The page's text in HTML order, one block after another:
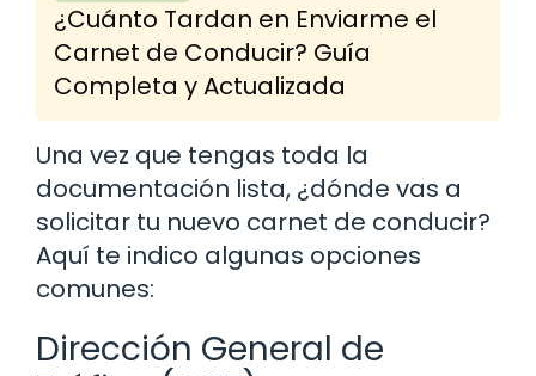
¿Cuánto Tardan en Enviarme el
Carnet de Conducir? Guía
Completa y Actualizada
Una vez que tengas toda la
documentación lista, ¿dónde vas a
solicitar tu nuevo carnet de conducir?
Aquí te indico algunas opciones
comunes:
Dirección General de